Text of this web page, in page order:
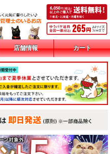
店舗情報 カート